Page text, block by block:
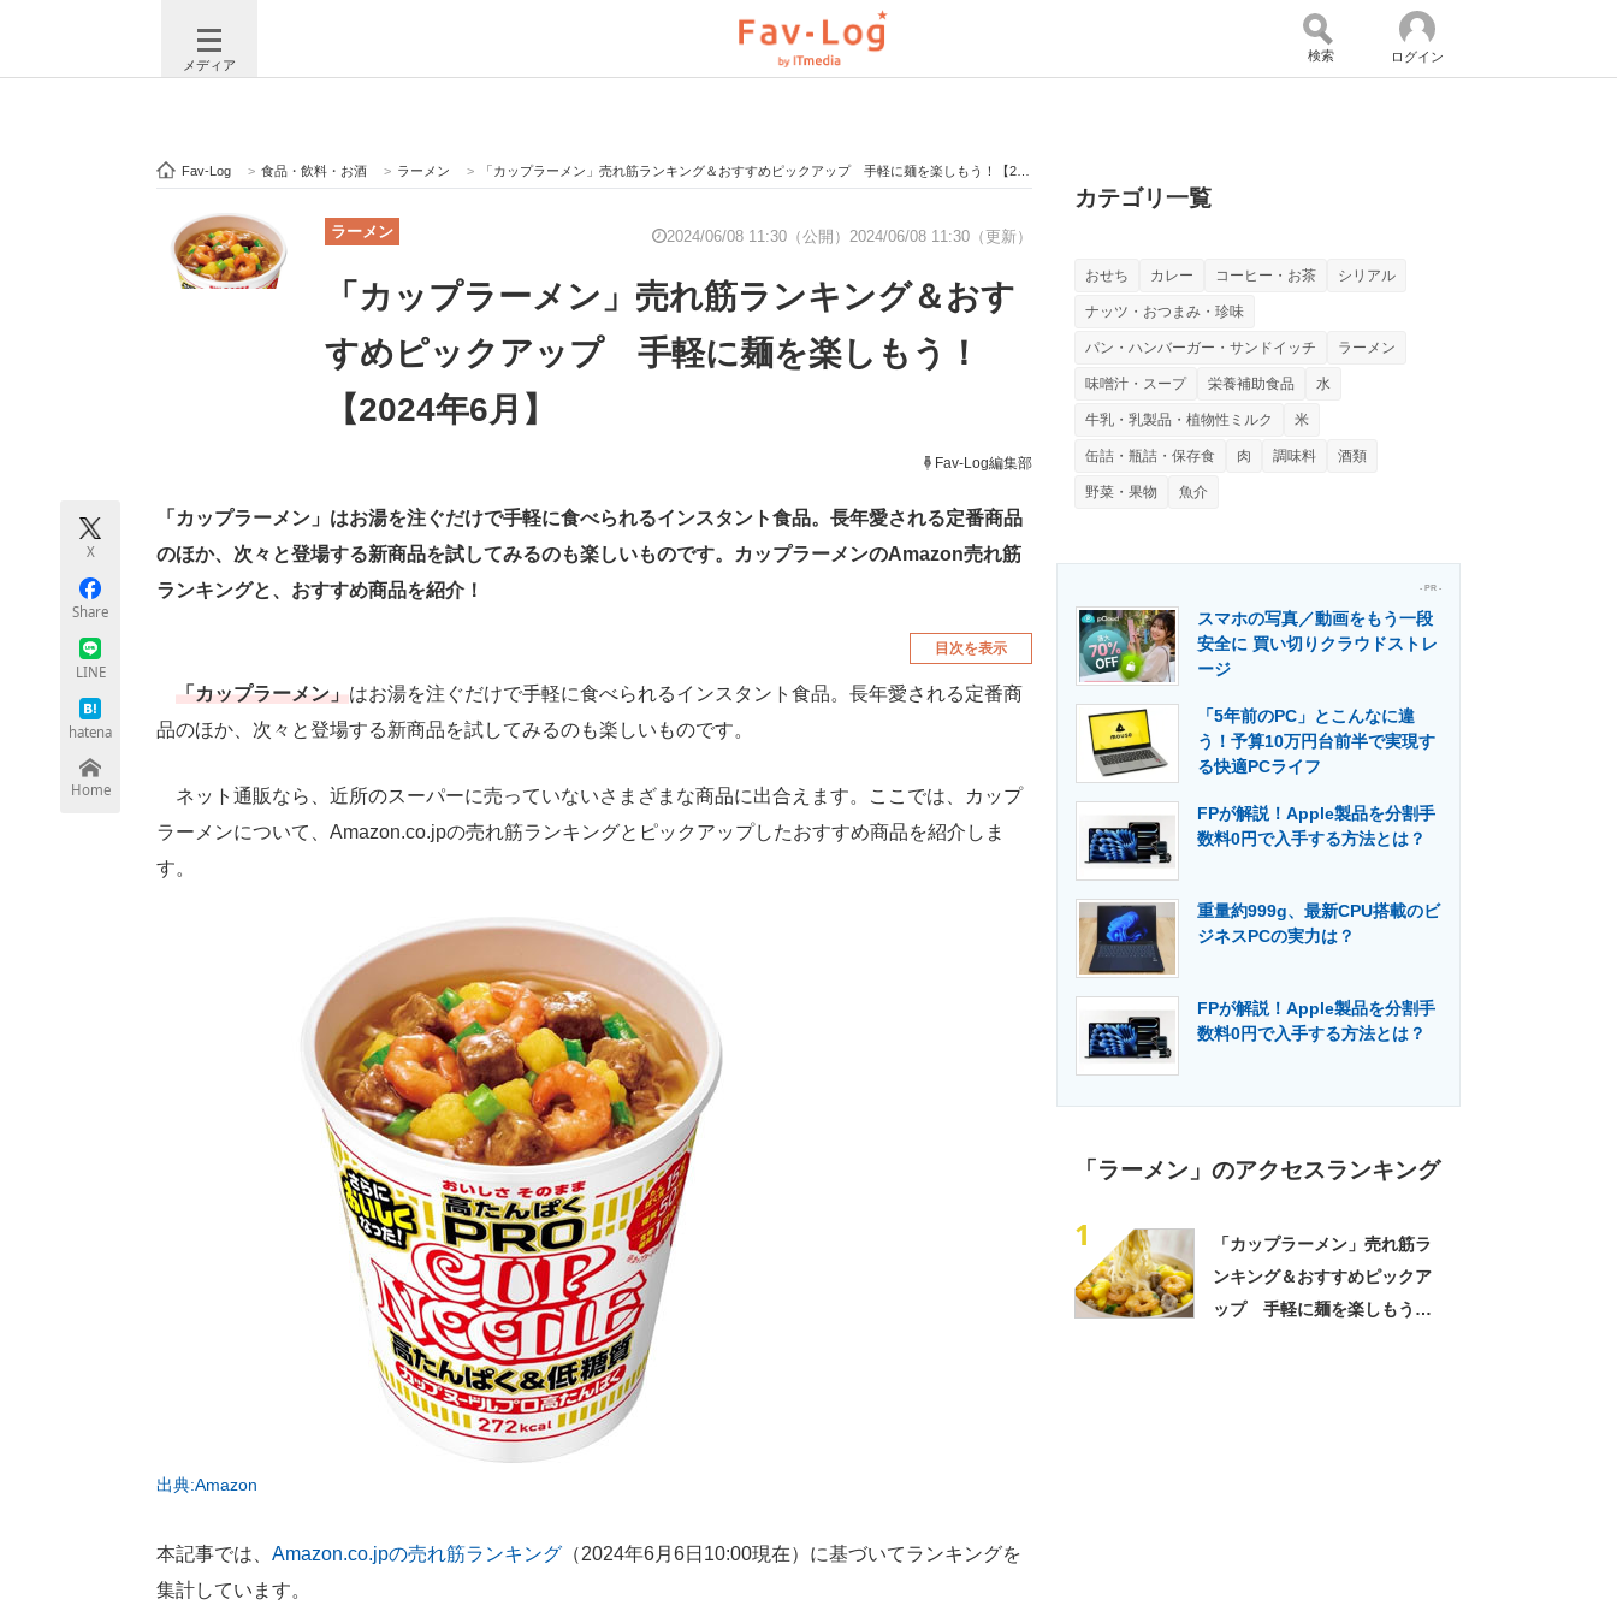
メディア
注目記事を集めた総合ページ ITの今と未来を見通す スマホと通信の最新トレンド 進化するPCとデバイスの未来
ビジネスと働き方のヒント AI活用のいまが分かる 企業ITのトレンドを詳説 経営リーダーのコミュニティ
ITエンジニア向け専門サイト 企業向けIT製品の総合サイト
モノづくり技術者専門サイト エレクトロニクス専門サイト 電子設計の基本と応用 エネルギーの専門メディア
検索 ログイン
Fav-Log > 食品・飲料・お酒 > ラーメン > 「カップラーメン」売れ筋ランキング＆おすすめピックアップ 手軽に麺を楽しもう！【2024年6月】
ラーメン 2024/06/08 11:30（公開） 2024/06/08 11:30（更新）
「カップラーメン」売れ筋ランキング＆おす
すめピックアップ 手軽に麺を楽しもう！
【2024年6月】
Fav-Log編集部
X
Share
LINE
hatena
Home
「カップラーメン」はお湯を注ぐだけで手軽に食べられるインスタント食品。長年愛される定番商品
のほか、次々と登場する新商品を試してみるのも楽しいものです。カップラーメンのAmazon売れ筋
ランキングと、おすすめ商品を紹介！
目次を表示
「カップラーメン」はお湯を注ぐだけで手軽に食べられるインスタント食品。長年愛される定番商
品のほか、次々と登場する新商品を試してみるのも楽しいものです。
ネット通販なら、近所のスーパーに売っていないさまざまな商品に出合えます。ここでは、カップ
ラーメンについて、Amazon.co.jpの売れ筋ランキングとピックアップしたおすすめ商品を紹介しま
す。
出典:Amazon
本記事では、 Amazon.co.jpの売れ筋ランキング （2024年6月6日10:00現在）に基づいてランキングを
集計しています。
カテゴリ一覧
おせち カレー コーヒー・お茶 シリアル
ナッツ・おつまみ・珍味
パン・ハンバーガー・サンドイッチ ラーメン
味噌汁・スープ 栄養補助食品 水
牛乳・乳製品・植物性ミルク 米
缶詰・瓶詰・保存食 肉 調味料 酒類
野菜・果物 魚介
- PR -
スマホの写真／動画をもう一段
安全に 買い切りクラウドストレ
ージ
「5年前のPC」とこんなに違
う！予算10万円台前半で実現す
る快適PCライフ
FPが解説！Apple製品を分割手
数料0円で入手する方法とは？
重量約999g、最新CPU搭載のビ
ジネスPCの実力は？
FPが解説！Apple製品を分割手
数料0円で入手する方法とは？
「ラーメン」のアクセスランキング
1
「カップラーメン」売れ筋ラ
ンキング＆おすすめピックア
ップ 手軽に麺を楽しもう！